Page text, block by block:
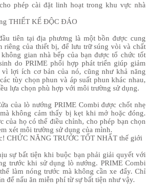
phép cài đặt linh hoạt trong khu vực nhà
THIẾT KẾ ĐỘC ĐÁO
tiên tại địa phương là một bồn được cung
riêng của thiết bị, để lưu trữ súng vòi và chất
gian nhà bếp của bạn được tổ chức tốt
do PRIME phối hợp phát triển giúp giảm
lợi ích cơ bản của nó, cũng như khả năng
tùy chọn phun và áp suất phun khác nhau,
lựa chọn phù hợp với môi trường sử dụng.
của lò nướng PRIME Combi được chốt nhẹ
không cảm thấy bị kẹt khi mở hoặc đóng.
của họ có thể điều chỉnh, cho phép bạn chọn
xét môi trường sử dụng của mình.
CHỨC NĂNG TRƯỚC TỐT NHẤT thế giới
sự bất tiện khi buộc bạn phải giải quyết với
trước khi sử dụng lò nướng. PRIME Combi
làm nóng trước mà không cần xe đẩy. Chỉ
để nấu ăn miễn phí từ sự bất tiện như vậy.